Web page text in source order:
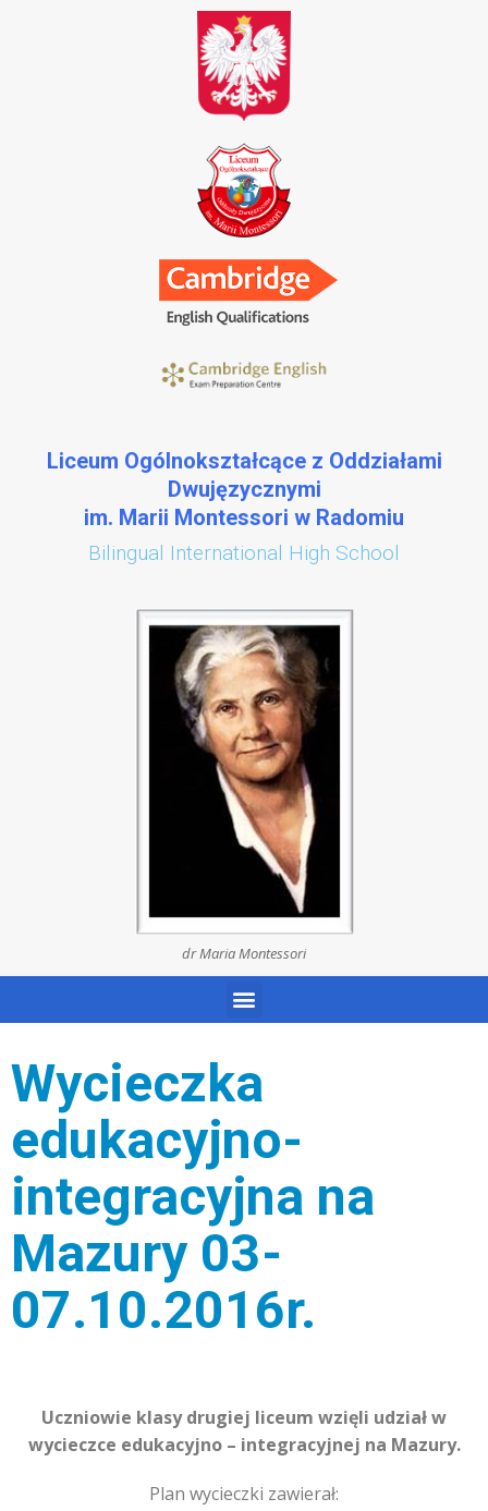
Liceum Ogólnokształcące z Oddziałami
Dwujęzycznymi
im. Marii Montessori w Radomiu
Bilingual International High School
dr Maria Montessori
Wycieczka
edukacyjno-
integracyjna na
Mazury 03-
07.10.2016r.
Uczniowie klasy drugiej liceum wzięli udział w
wycieczce edukacyjno – integracyjnej na Mazury.
Plan wycieczki zawierał: